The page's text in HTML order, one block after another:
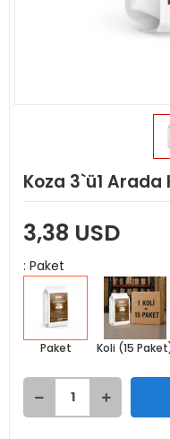
Koza 3`ü1
3,38 USD
: Paket
Paket Koli (15